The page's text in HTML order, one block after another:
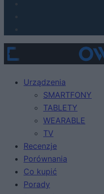
Urządzenia
SMARTFONY
TABLETY
WEARABLE
TV
Recenzje
Porównania
Co kupić
Porady